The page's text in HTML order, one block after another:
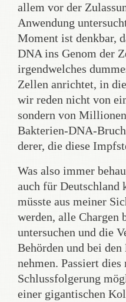
allem vor der
Anwendung
Moment ist denkbar,
DNA ins Genom der
irgendwelches
Zellen anrichtet, in
wir reden nicht von
sondern von
Bakterien-DNA-
derer, die diese
Was also immer
auch für Deutschland
müsste aus meiner
werden, alle Chargen
untersuchen und die
Behörden und bei
nehmen. Passiert
Schlussfolgerung
einer gigantischen